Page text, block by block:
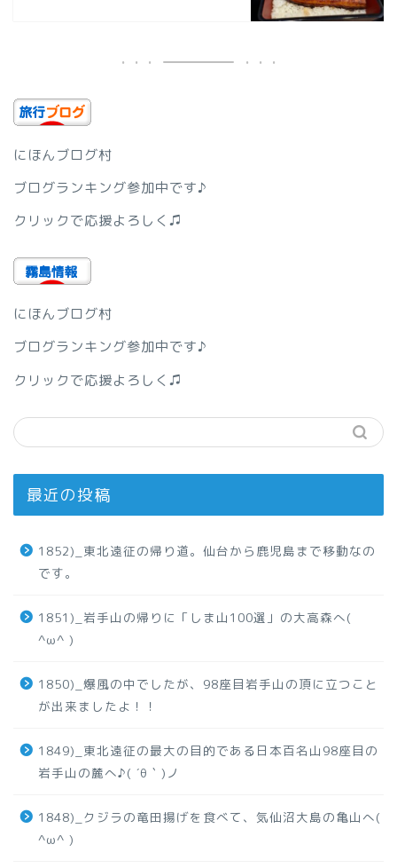
にほんブログ村
ブログランキング参加中です♪
クリックで応援よろしく♫
にほんブログ村
ブログランキング参加中です♪
クリックで応援よろしく♫
最近の投稿
1852)_東北遠征の帰り道。仙台から鹿児島まで移動なの
です。
1851)_岩手山の帰りに「しま山100選」の大高森へ(
^ω^ )
1850)_爆風の中でしたが、98座目岩手山の頂に立つこと
が出来ましたよ！！
1849)_東北遠征の最大の目的である日本百名山98座目の
岩手山の麓へ♪( ´θ｀)ノ
1848)_クジラの竜田揚げを食べて、気仙沼大島の亀山へ(
^ω^ )